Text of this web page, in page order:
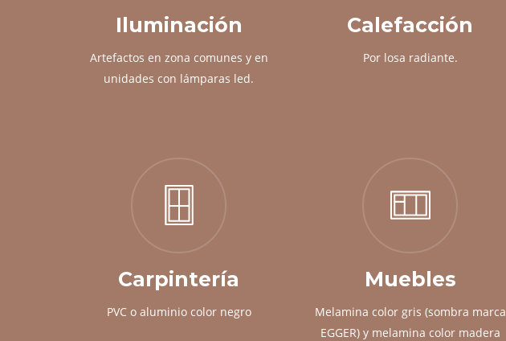
Iluminación
Artefactos en zona comunes y en
unidades con lámparas led.
Calefacción
Por losa radiante.
Carpintería
PVC o aluminio color negro
Muebles
Melamina color gris (sombra marca
EGGER) y melamina color madera